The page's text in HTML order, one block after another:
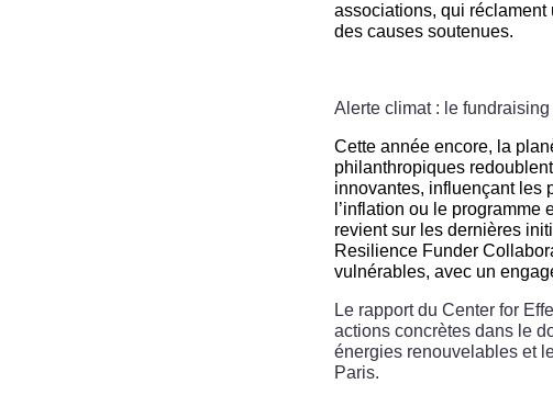
associations, qui
des causes soutenues.
Alerte climat : le
Cette année encore, la
philanthropiques
innovantes, influençant les
l’inflation ou le programme
revient sur les dernières
Resilience Funder
vulnérables, avec un
Le rapport du Center for
actions concrètes dans le
énergies renouvelables et
Paris.